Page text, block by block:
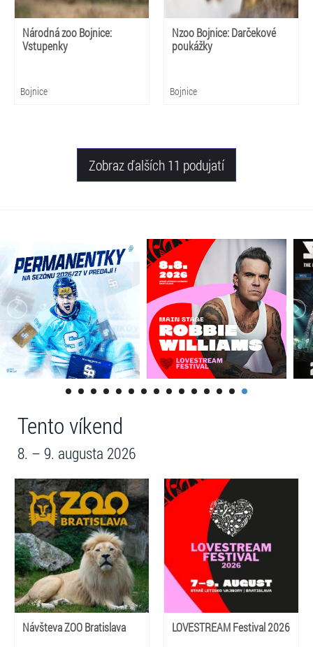
Národná zoo Bojnice:
Vstupenky
Bojnice
Nzoo Bojnice: Darčekové
poukážky
Bojnice
Zobraz ďalších 11 podujatí
Tento víkend
8. – 9. augusta 2026
Návšteva ZOO Bratislava LOVESTREAM Festival 2026